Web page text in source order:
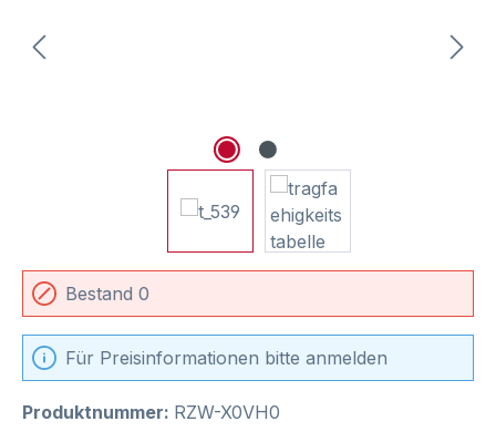
Bestand 0
Für Preisinformationen bitte anmelden
Produktnummer: RZW-X0VH0